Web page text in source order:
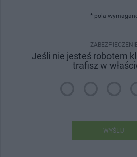
* pola
Jeśli nie jesteś robotem
trafisz w
WYŚLIJ